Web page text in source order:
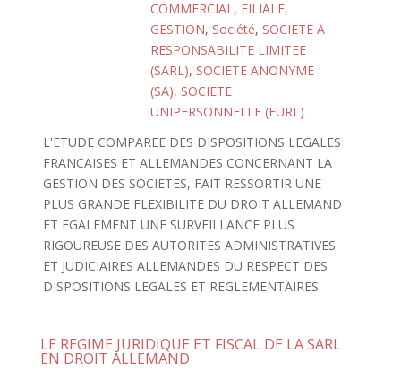
COMMERCIAL, FILIALE,
GESTION, Société, SOCIETE A
RESPONSABILITE LIMITEE
(SARL), SOCIETE ANONYME
(SA), SOCIETE
UNIPERSONNELLE (EURL)
L'ETUDE COMPAREE DES DISPOSITIONS LEGALES
FRANCAISES ET ALLEMANDES CONCERNANT LA
GESTION DES SOCIETES, FAIT RESSORTIR UNE
PLUS GRANDE FLEXIBILITE DU DROIT ALLEMAND
ET EGALEMENT UNE SURVEILLANCE PLUS
RIGOUREUSE DES AUTORITES ADMINISTRATIVES
ET JUDICIAIRES ALLEMANDES DU RESPECT DES
DISPOSITIONS LEGALES ET REGLEMENTAIRES.
LE REGIME JURIDIQUE ET FISCAL DE LA SARL
EN DROIT ALLEMAND